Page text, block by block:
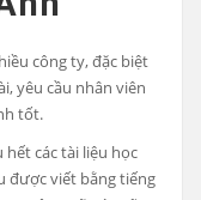
công ty, đặc biệt
yêu cầu nhân viên
tốt.
hết các tài liệu học
được viết bằng tiếng